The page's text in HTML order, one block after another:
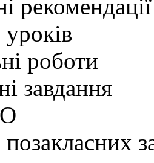
рекомендації
роботи
завдання